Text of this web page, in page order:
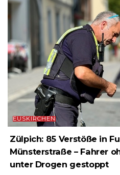
EUSKIRCHEN
Zülpich: 85 Verstöße in
Münsterstraße – Fahrer
unter Drogen gestoppt